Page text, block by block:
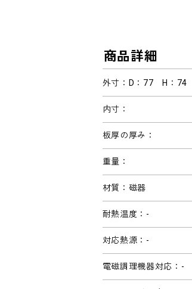
商品詳細
外寸：D：77 H：74
内寸：
板厚の厚み：
重量：
材質：磁器
耐熱温度：-
対応熱源：-
電磁調理機器対応：-